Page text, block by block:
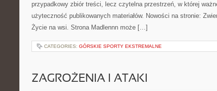
przypadkowy zbiór treści, lecz czytelna przestrzeń, w której
użyteczność publikowanych materiałów. Nowości na stronie:
Życie na wsi. Strona Madlennn może […]
CATEGORIES: GÓRSKIE SPORTY EKSTREMALNE
ZAGROŻENIA I ATAKI